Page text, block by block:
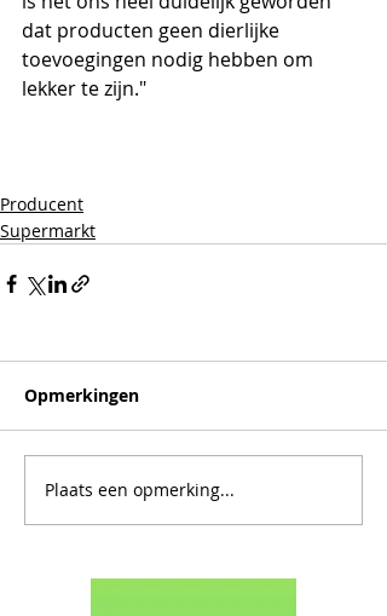
dat producten geen dierlijke
toevoegingen nodig hebben om
lekker te zijn."
Producent
Supermarkt
Opmerkingen
Plaats een opmerking...